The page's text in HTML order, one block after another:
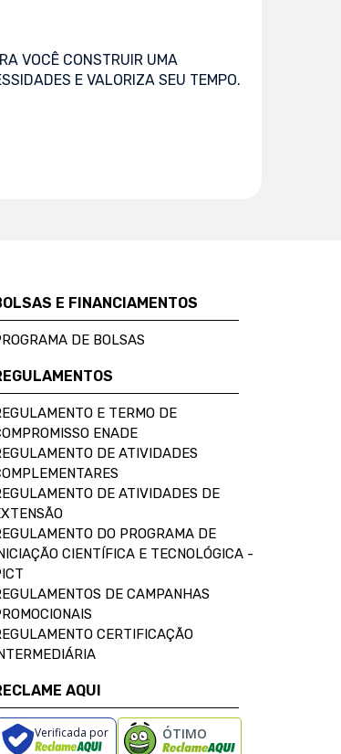
VOCÊ CONSTRUIR UMA
E VALORIZA SEU TEMPO.
E FINANCIAMENTOS
DE BOLSAS
E TERMO DE
ENADE
DE ATIVIDADES
DE ATIVIDADES DE
DO PROGRAMA DE
CIENTÍFICA E TECNOLÓGICA -
DE CAMPANHAS
CERTIFICAÇÃO
AQUI
Verificada por ÓTIMO